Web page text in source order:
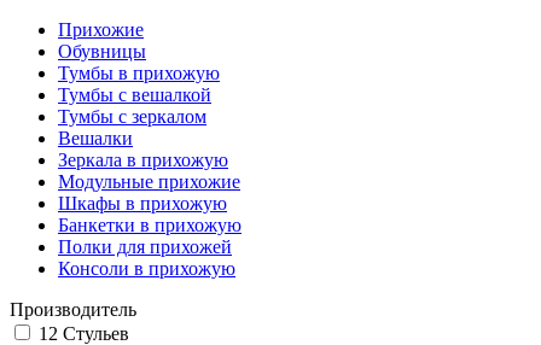
Прихожие
Обувницы
Тумбы в прихожую
Тумбы с вешалкой
Тумбы с зеркалом
Вешалки
Зеркала в прихожую
Модульные прихожие
Шкафы в прихожую
Банкетки в прихожую
Полки для прихожей
Консоли в прихожую
Производитель
12 Стульев